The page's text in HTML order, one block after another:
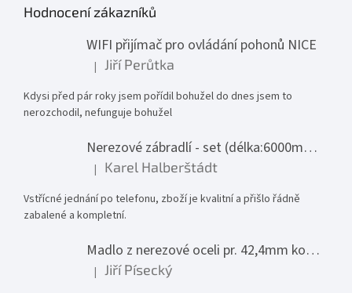
Hodnocení zákazníků
WIFI přijímač pro ovládání pohonů NICE
Hodnocení produktu je 1 z 5 hvězdiček.
| Jiří Perůtka
Kdysi před pár roky jsem pořídil bohužel do dnes jsem to
nerozchodil, nefunguje bohužel
Nerezové zábradlí - set (délka:6000mm x výška:1000mm)
Hodnocení produktu je 5 z 5 hvězdiček.
| Karel Halberštádt
Vstřícné jednání po telefonu, zboží je kvalitní a přišlo řádně
zabalené a kompletní.
Madlo z nerezové oceli pr. 42,4mm komplet - model 0116 - 3000mm
Hodnocení produktu je 5 z 5 hvězdiček.
| Jiří Písecký